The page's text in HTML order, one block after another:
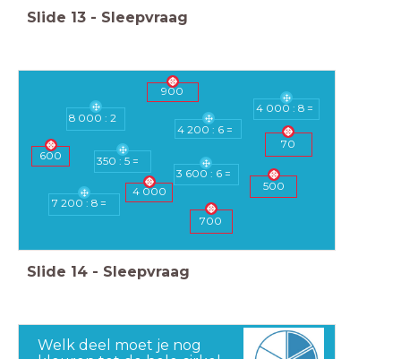
Slide 13 - Sleepvraag
500
4 000
70
900
600
700
8 000 : 2
4 200 : 6 =
350 : 5 =
3 600 : 6 =
7 200 : 8 =
4 000 : 8 =
Slide 14 - Sleepvraag
Welk deel moet je nog